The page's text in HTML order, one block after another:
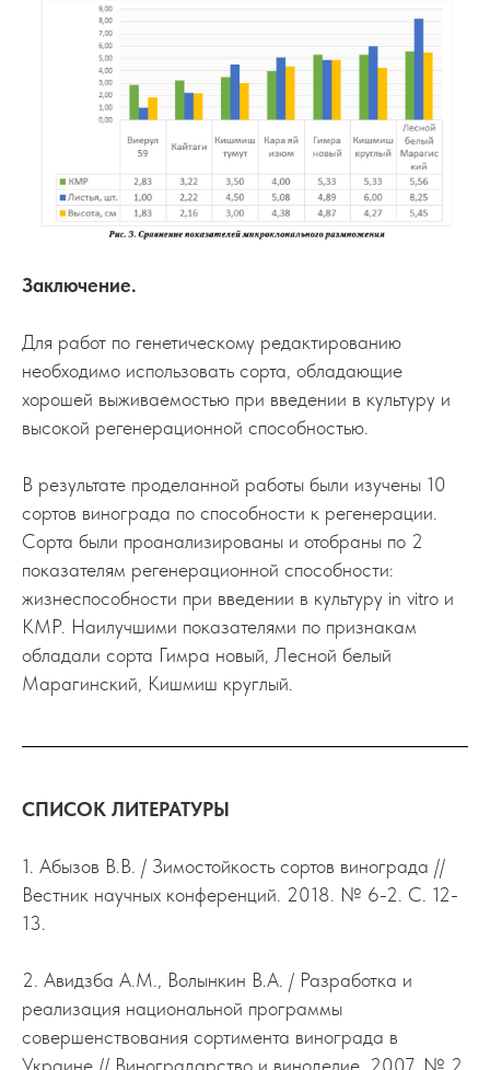
Заключение.
Для работ по генетическому редактированию
необходимо использовать сорта, обладающие
хорошей выживаемостью при введении в культуру и
высокой регенерационной способностью.
В результате проделанной работы были изучены 10
сортов винограда по способности к регенерации.
Сорта были проанализированы и отобраны по 2
показателям регенерационной способности:
жизнеспособности при введении в культуру in vitro и
КМР. Наилучшими показателями по признакам
обладали сорта Гимра новый, Лесной белый
Марагинский, Кишмиш круглый.
СПИСОК ЛИТЕРАТУРЫ
1. Абызов В.В. / Зимостойкость сортов винограда //
Вестник научных конференций. 2018. № 6-2. С. 12-
13.
2. Авидзба А.М., Волынкин В.А. / Разработка и
реализация национальной программы
совершенствования сортимента винограда в
Украине // Виноградарство и виноделие. 2007. № 2.